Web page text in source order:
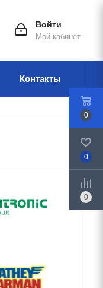
Войти
Мой кабинет
Контакты
0
0
0